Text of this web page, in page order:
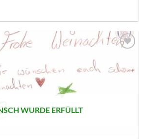
MERKLISTE
SETZEN
WURDE ERFÜLLT